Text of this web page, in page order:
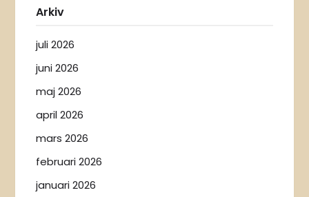
Arkiv
juli 2026
juni 2026
maj 2026
april 2026
mars 2026
februari 2026
januari 2026